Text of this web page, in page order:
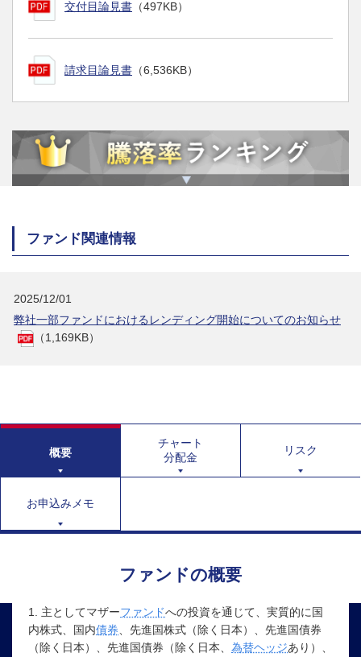
交付目論見書 （497KB）
請求目論見書 （6,536KB）
ファンド関連情報
2025/12/01
弊社一部ファンドにおけるレンディング開始についてのお知らせ
（1,169KB）
概要
チャート
分配金
リスク
お申込みメモ
ファンドの概要
1. 主としてマザーファンドへの投資を通じて、実質的に国
内株式、国内債券 、先進国株式（除く日本）、先進国債券
（除く日本）、先進国債券（除く日本、 為替ヘッジあり）、